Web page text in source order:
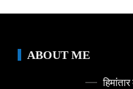
ABOUT ME